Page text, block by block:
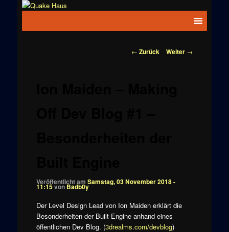
News zu
Beitragsnavigation
← Zurück Weiter →
Veröffentlicht am Samstag, 03 November 2018 -
11:15vonBadb0y
Der Level Design Lead von Ion Maiden erklärt die
Besonderheiten der Built Engine anhand eines
öffentlichen Dev Blog. (3drealms.com/devblog)